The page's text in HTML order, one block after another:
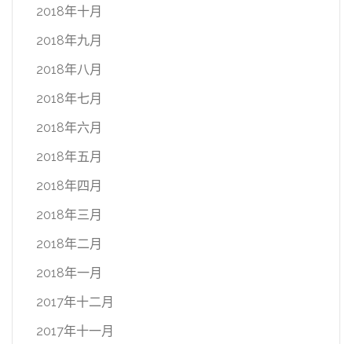
2018年十月
2018年九月
2018年八月
2018年七月
2018年六月
2018年五月
2018年四月
2018年三月
2018年二月
2018年一月
2017年十二月
2017年十一月